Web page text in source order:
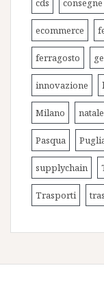
cds consegne
ecommerce
ferragosto
innovazione
Milano natale
Pasqua
supplychain
Trasporti